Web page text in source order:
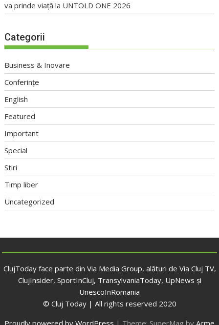
va prinde viață la UNTOLD ONE 2026
Categorii
Business & Inovare
Conferințe
English
Featured
Important
Special
Stiri
Timp liber
Uncategorized
ClujToday face parte din Via Media Group, alături de Via Cluj TV,
ClujInsider, SportInCluj, TransylvaniaToday, UpNews și
UnescoInRomania
© Cluj Today | All rights reserved 2020